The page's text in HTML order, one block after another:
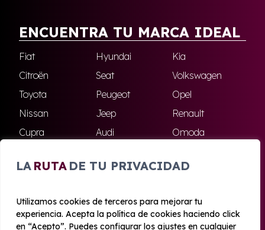
LA RUTA DE TU PRIVACIDAD
Utilizamos cookies de terceros para mejorar tu
experiencia. Acepta la política de cookies haciendo click
en “Acepto”. Puedes configurar los ajustes en cualquier
ENCUENTRA TU MARCA IDEAL
Fiat Hyundai
Kia
Citroën
Seat
Volkswagen
Toyota
Peugeot
Opel
Nissan
Jeep
Renault
Cupra
Audi
Omoda
Skoda
Ford Todas las marcas
© 2020 - 2026 Azahara Renting